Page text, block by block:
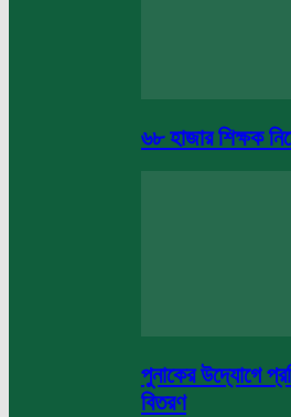
৬৮ হাজার শিক্ষক
পুনাকের উদ্যোগে
বিতরণ